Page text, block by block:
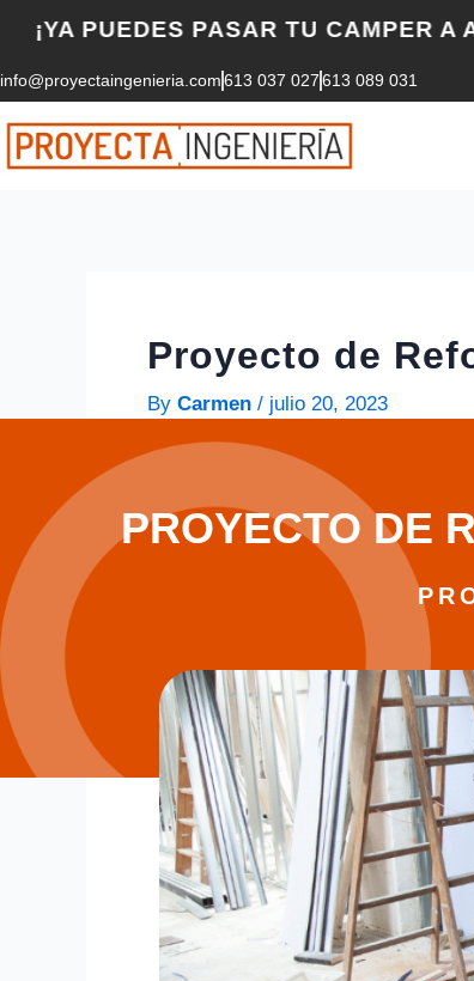
content
PASAR TU CAMPER A
info@proyectaingenieria.com613 037 027613 089 031
Proyecto de
By Carmen / julio 20, 2023
PROYECTO DE